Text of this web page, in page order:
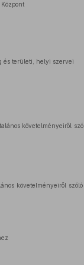
és területi, helyi szervei
követelményeiről
követelményeiről szóló